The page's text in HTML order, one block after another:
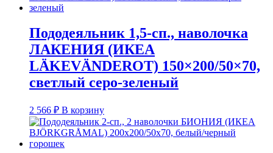
Пододеяльник 1,5-сп., наволочка
ЛАКЕНИЯ (ИКЕА
LÄKEVÄNDEROT) 150×200/50×70,
светлый серо-зеленый
2 566 ₽ В корзину